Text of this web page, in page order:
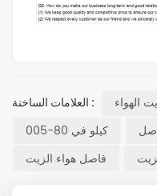
العلامات الساخنة :
الهواء
كيلو في 80-005
فاصل هواء الزيت